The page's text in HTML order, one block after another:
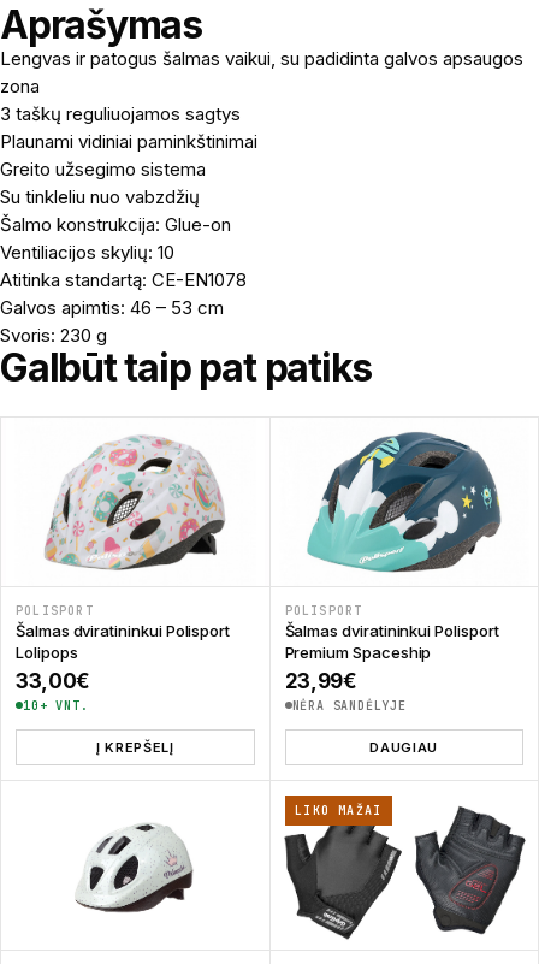
Aprašymas
Lengvas ir patogus šalmas vaikui, su padidinta galvos apsaugos
zona
3 taškų reguliuojamos sagtys
Plaunami vidiniai paminkštinimai
Greito užsegimo sistema
Su tinkleliu nuo vabzdžių
Šalmo konstrukcija: Glue-on
Ventiliacijos skylių: 10
Atitinka standartą: CE-EN1078
Galvos apimtis: 46 – 53 cm
Svoris: 230 g
Galbūt taip pat patiks
POLISPORT
Šalmas dviratininkui Polisport
Lolipops
33,00€
10+ VNT.
Į KREPŠELĮ
POLISPORT
Šalmas dviratininkui Polisport
Premium Spaceship
23,99€
NĖRA SANDĖLYJE
DAUGIAU
LIKO MAŽAI